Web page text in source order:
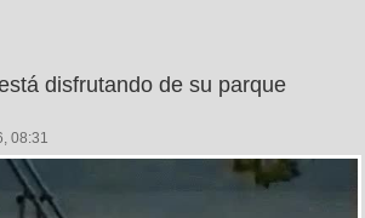
disfrutando de su parque
08:31